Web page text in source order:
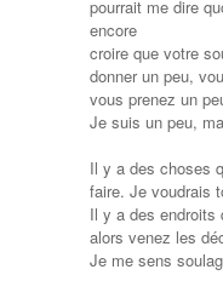
pourrait me dire
encore
croire que votre
donner un peu,
vous prenez un
Je suis un peu,
Il y a des choses
faire. Je voudrais
Il y a des endroits
alors venez les
Je me sens